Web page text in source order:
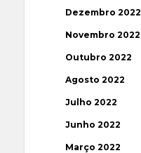
Dezembro 2022
Novembro 2022
Outubro 2022
Agosto 2022
Julho 2022
Junho 2022
Março 2022